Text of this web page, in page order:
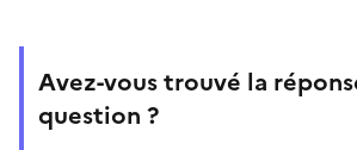
Avez-vous trouvé la
question ?